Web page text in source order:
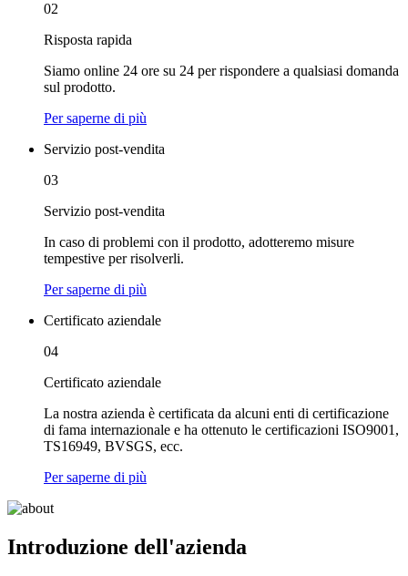
02
Risposta rapida
Siamo online 24 ore su 24 per rispondere a qualsiasi domanda
sul prodotto.
Per saperne di più
Servizio post-vendita
03
Servizio post-vendita
In caso di problemi con il prodotto, adotteremo misure
tempestive per risolverli.
Per saperne di più
Certificato aziendale
04
Certificato aziendale
La nostra azienda è certificata da alcuni enti di certificazione
di fama internazionale e ha ottenuto le certificazioni ISO9001,
TS16949, BVSGS, ecc.
Per saperne di più
Introduzione dell'azienda